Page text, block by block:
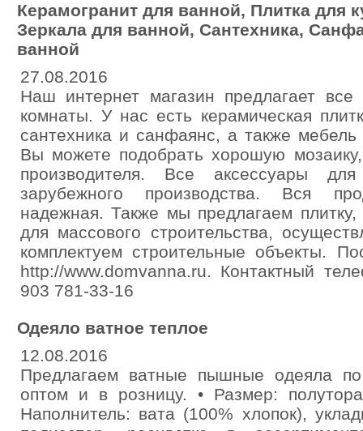
Керамогранит для ванной, Плитка для
Зеркала для ванной, Сантехника,
ванной
27.08.2016
Наш интернет магазин предлагает все
комнаты. У нас есть керамическая
сантехника и санфаянс, а также
Вы можете подобрать хорошую
производителя. Все аксессуары
зарубежного производства. Вся
надежная. Также мы предлагаем
для массового строительства,
комплектуем строительные объекты.
http://www.domvanna.ru. Контактный
903 781-33-16
Одеяло ватное теплое
12.08.2016
Предлагаем ватные пышные одеяла
оптом и в розницу. • Размер:
Наполнитель: вата (100% хлопок),